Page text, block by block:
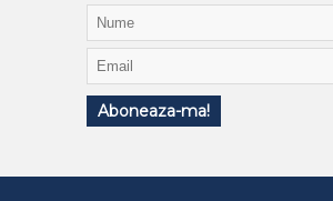
Aboneaza-ma!